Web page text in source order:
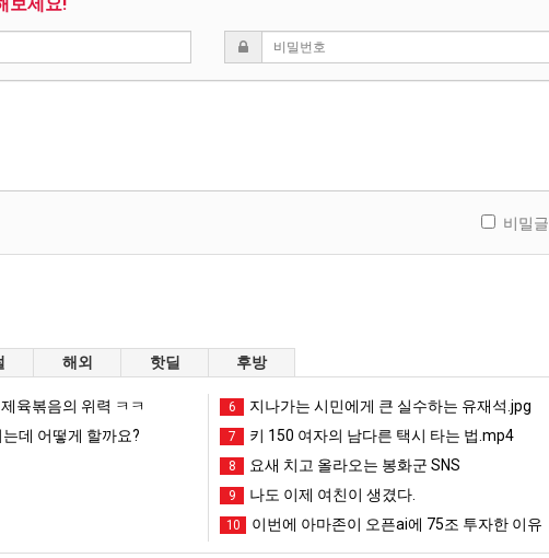
비밀글
해외 핫딜 후방
육볶음의 위력 ㅋㅋ
데 어떻게 할까요?
6 지나가는 시민에게 큰 실수하는 유재석.jpg
7 키 150 여자의 남다른 택시 타는 법.mp4
8 요새 치고 올라오는 봉화군 SNS
9 나도 이제 여친이 생겼다.
10 이번에 아마존이 오픈ai에 75조 투자한 이유